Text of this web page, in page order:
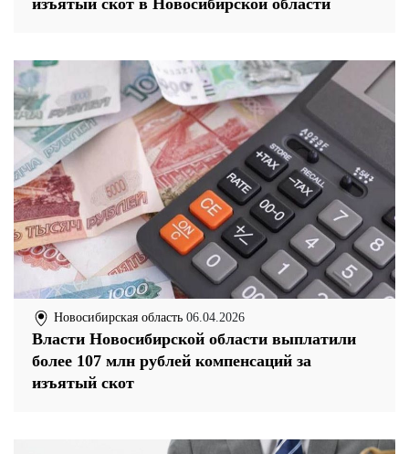
Новосибирская область 06.04.2026
Власти Новосибирской области выплатили
более 107 млн рублей компенсаций за
изъятый скот